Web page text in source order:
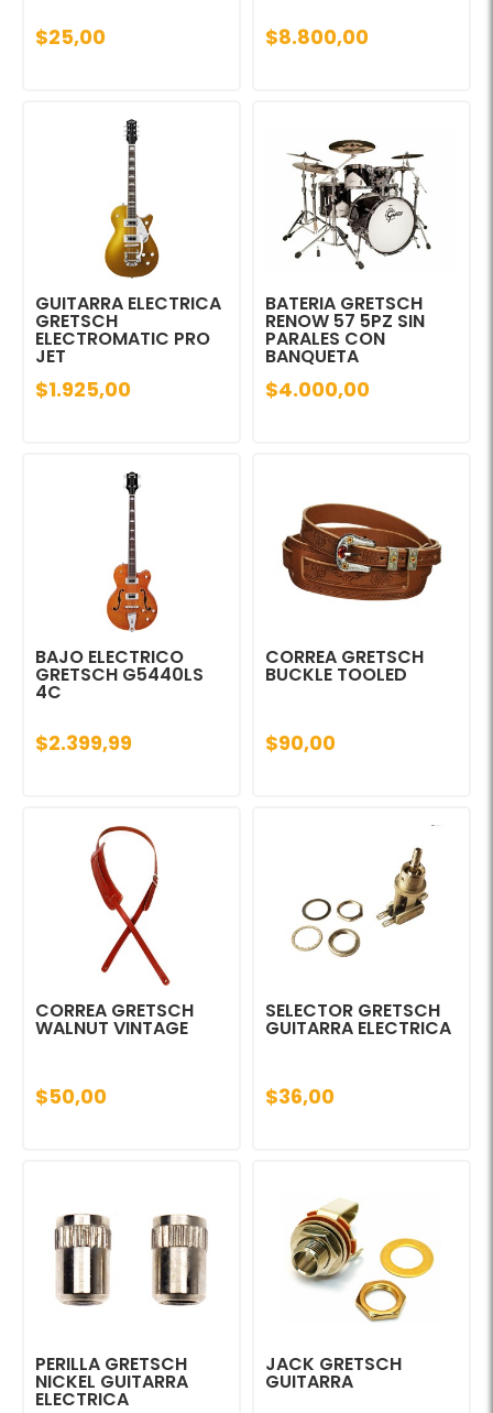
$25,00 $8.800,00
GUITARRA ELECTRICA
GRETSCH
ELECTROMATIC PRO
JET
$1.925,00
BATERIA GRETSCH
RENOW 57 5PZ SIN
PARALES CON
BANQUETA
$4.000,00
BAJO ELECTRICO
GRETSCH G5440LS
4C
$2.399,99
CORREA GRETSCH
BUCKLE TOOLED
$90,00
CORREA GRETSCH
WALNUT VINTAGE
$50,00
SELECTOR GRETSCH
GUITARRA ELECTRICA
$36,00
PERILLA GRETSCH
NICKEL GUITARRA
ELECTRICA
JACK GRETSCH
GUITARRA